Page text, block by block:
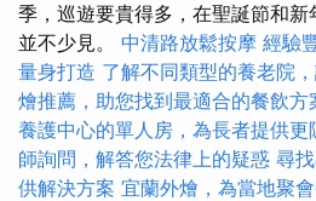
季，巡遊要貴得多，在聖誕節和
並不少見。 中清路放鬆按摩 經驗
量身打造 了解不同類型的養老院
燴推薦，助您找到最適合的餐飲方
養護中心的單人房，為長者提供更
師詢問，解答您法律上的疑惑 尋
供解決方案 宜蘭外燴，為當地聚